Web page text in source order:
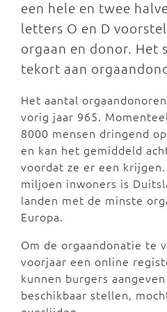
een hele en twee
letters O en D
orgaan en donor. Het
tekort aan
Het aantal
vorig jaar 965.
8000 mensen dringend
en kan het gemiddeld
voordat ze er een
miljoen inwoners is
landen met de minste
Europa.
Om de orgaandonatie te
voorjaar een online
kunnen burgers
beschikbaar stellen,